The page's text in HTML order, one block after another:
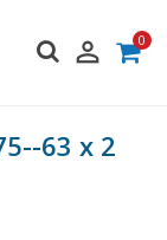
 0
63 x 2